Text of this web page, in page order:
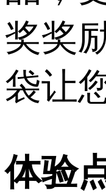
奖奖
袋让
体验